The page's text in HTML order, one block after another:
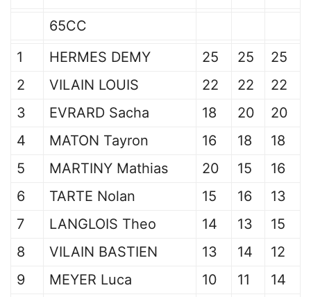
65CC
1
HERMES DEMY 25 25
25
2
VILAIN LOUIS 22 22
22
3
EVRARD Sacha 18 20
20
4
MATON Tayron 16 18
18
5
MARTINY Mathias 20 15
16
6
TARTE Nolan 15 16
13
7
LANGLOIS Theo 14 13
15
8
VILAIN BASTIEN 13 14
12
9
MEYER Luca 10 11
14